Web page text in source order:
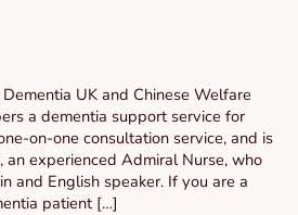
UK and Chinese Welfare
a dementia support service for
on-one consultation service, and is
an experienced Admiral Nurse, who
and English speaker. If you are a
patient […]